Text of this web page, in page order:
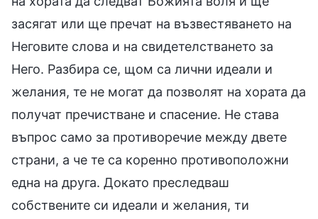
засягат или ще пречат на възвестяването на
Неговите слова и на свидетелстването за
Него. Разбира се, щом са лични идеали и
желания, те не могат да позволят на хората да
получат пречистване и спасение. Не става
въпрос само за противоречие между двете
страни, а че те са коренно противоположни
една на друга. Докато преследваш
собствените си идеали и желания, ти